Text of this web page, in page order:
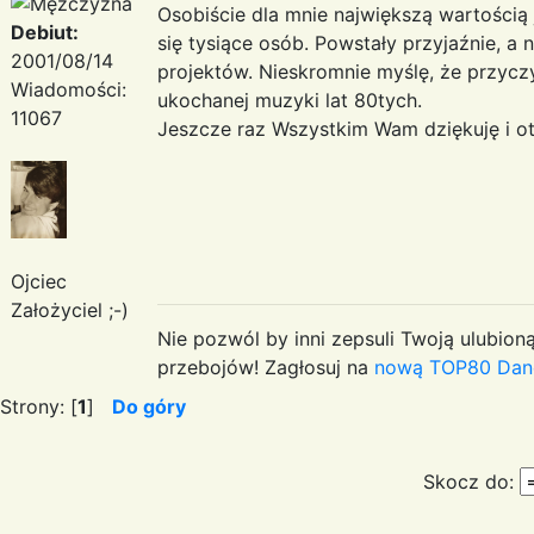
Debiut:
2001/08/14
Wiadomości:
11067
Ojciec
Założyciel ;-)
Osobiście dla mnie największą
się tysiące osób. Powstały przyjaźnie, a
projektów. Nieskromnie myślę, że
ukochanej muzyki lat 80tych.
Jeszcze raz Wszystkim Wam dziękuję i
Nie pozwól by inni zepsuli Twoją
przebojów! Zagłosuj na nową TOP80
Strony: [1] Do góry
Skocz do: